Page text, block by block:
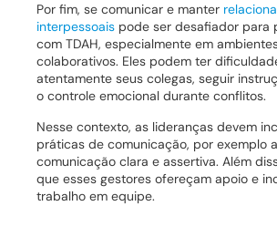
Por fim, se comunicar e manter
interpessoais pode ser desafiador para
com TDAH, especialmente em
colaborativos. Eles podem ter
atentamente seus colegas, seguir
o controle emocional durante conflitos.
Nesse contexto, as lideranças devem
práticas de comunicação, por exemplo
comunicação clara e assertiva. Além
que esses gestores ofereçam apoio e
trabalho em equipe.